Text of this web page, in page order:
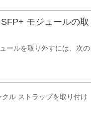
モジュールの取
ールを取り外すには、次の
ル ストラップを取り付け